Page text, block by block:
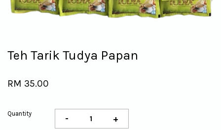
Teh Tarik Tudya Papan
RM 35.00
Quantity - +